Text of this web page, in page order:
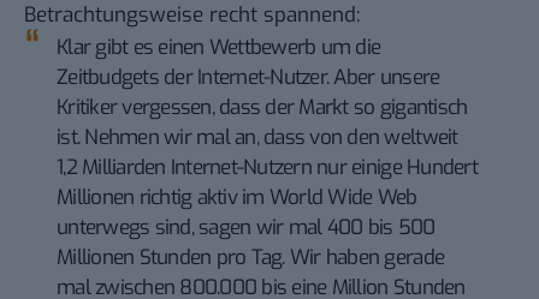
Betrachtungsweise recht spannend:
Klar gibt es einen Wettbewerb um die
Zeitbudgets der Internet-Nutzer. Aber unsere
Kritiker vergessen, dass der Markt so gigantisch
ist. Nehmen wir mal an, dass von den weltweit
1,2 Milliarden Internet-Nutzern nur einige Hundert
Millionen richtig aktiv im World Wide Web
unterwegs sind, sagen wir mal 400 bis 500
Millionen Stunden pro Tag. Wir haben gerade
mal zwischen 800.000 bis eine Million Stunden